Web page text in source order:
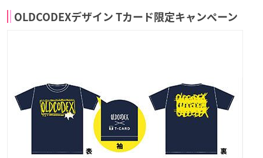
OLDCODEXデザイン Tカード限定キャンペーン